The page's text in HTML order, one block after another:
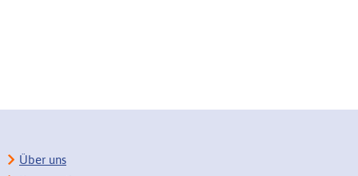
Über uns